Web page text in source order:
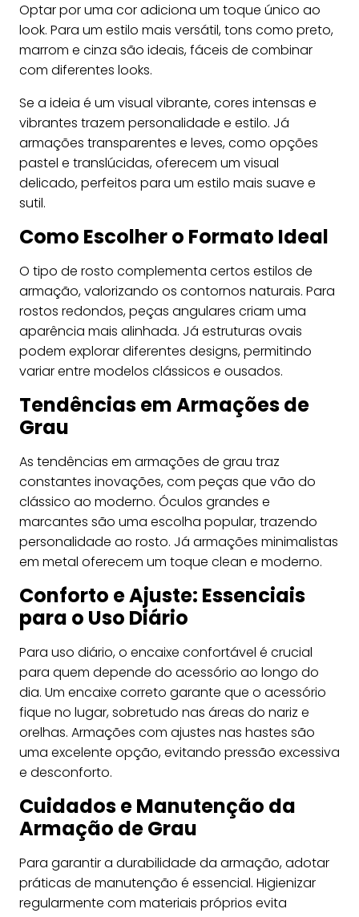
Optar por uma cor adiciona um toque único ao
look. Para um estilo mais versátil, tons como preto,
marrom e cinza são ideais, fáceis de combinar
com diferentes looks.
Se a ideia é um visual vibrante, cores intensas e
vibrantes trazem personalidade e estilo. Já
armações transparentes e leves, como opções
pastel e translúcidas, oferecem um visual
delicado, perfeitos para um estilo mais suave e
sutil.
Como Escolher o Formato Ideal
O tipo de rosto complementa certos estilos de
armação, valorizando os contornos naturais. Para
rostos redondos, peças angulares criam uma
aparência mais alinhada. Já estruturas ovais
podem explorar diferentes designs, permitindo
variar entre modelos clássicos e ousados.
Tendências em Armações de
Grau
As tendências em armações de grau traz
constantes inovações, com peças que vão do
clássico ao moderno. Óculos grandes e
marcantes são uma escolha popular, trazendo
personalidade ao rosto. Já armações minimalistas
em metal oferecem um toque clean e moderno.
Conforto e Ajuste: Essenciais
para o Uso Diário
Para uso diário, o encaixe confortável é crucial
para quem depende do acessório ao longo do
dia. Um encaixe correto garante que o acessório
fique no lugar, sobretudo nas áreas do nariz e
orelhas. Armações com ajustes nas hastes são
uma excelente opção, evitando pressão excessiva
e desconforto.
Cuidados e Manutenção da
Armação de Grau
Para garantir a durabilidade da armação, adotar
práticas de manutenção é essencial. Higienizar
regularmente com materiais próprios evita